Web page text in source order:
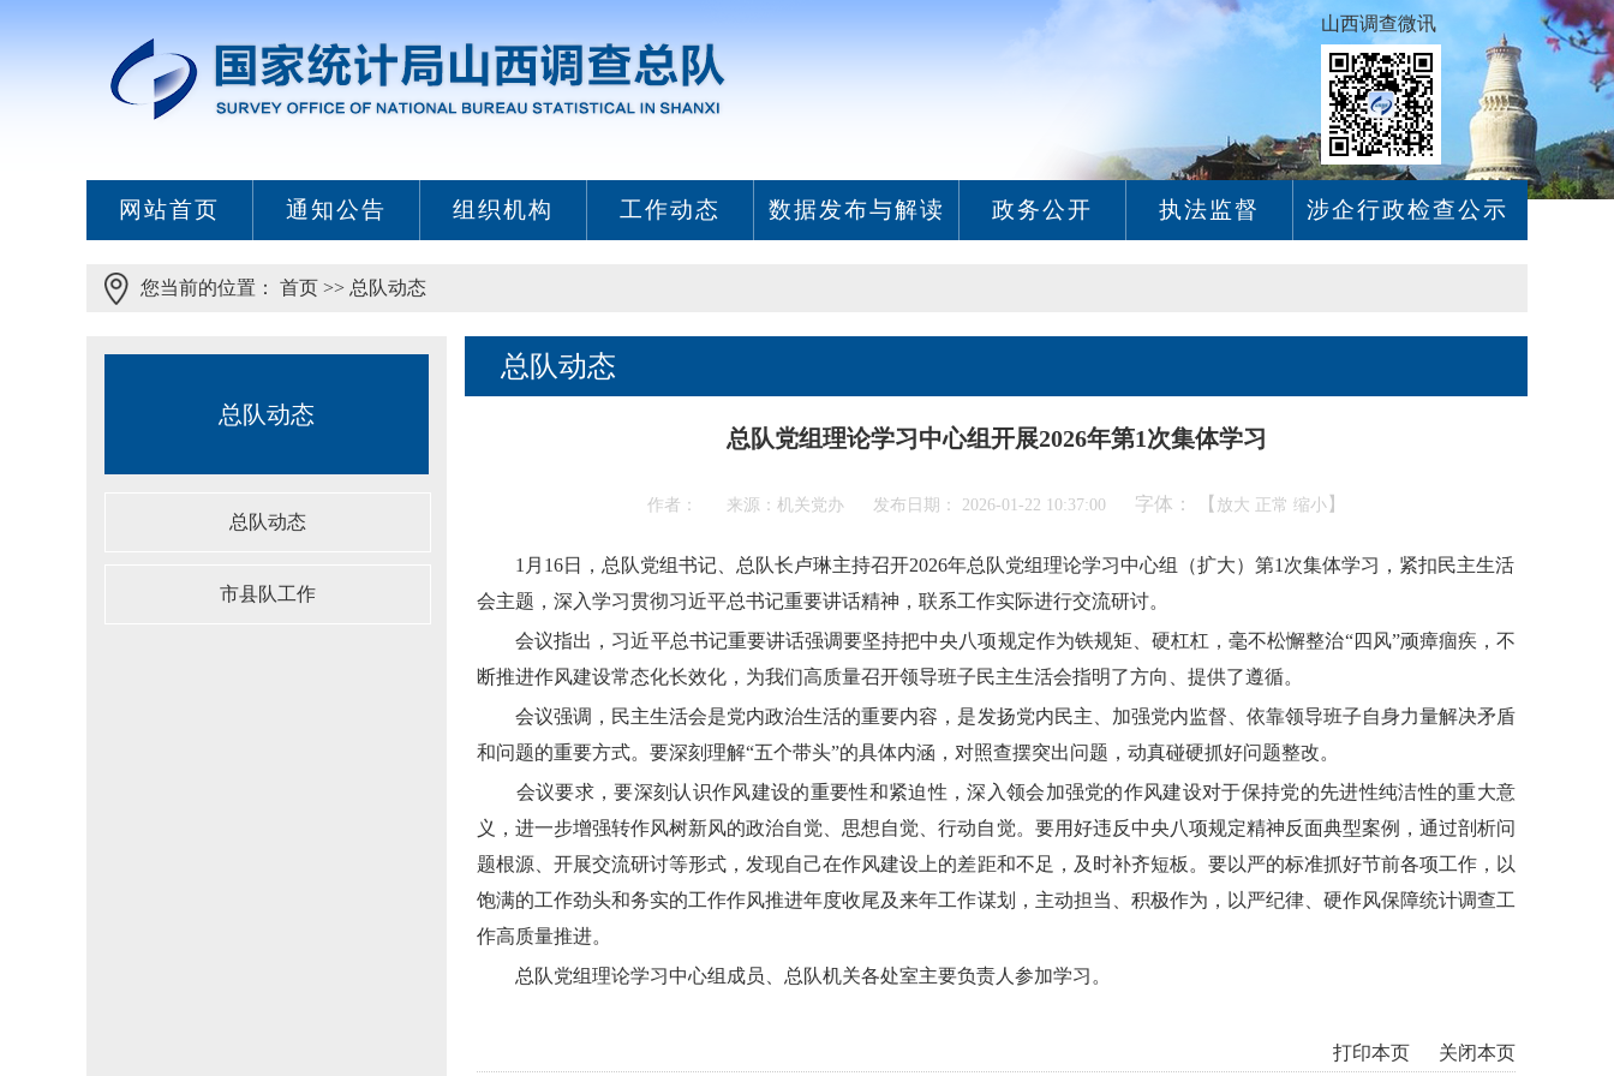
山西调查微讯
网站首页 通知公告 组织机构 工作动态 数据发布与解读 政务公开 执法监督 涉企行政检查公示
您当前的位置： 首页 >> 总队动态
总队动态
总队动态
市县队工作
总队动态
总队党组理论学习中心组开展2026年第1次集体学习
作者： 来源：机关党办 发布日期： 2026-01-22 10:37:00 字体： 【 放大 正常 缩小】
1月16日，总队党组书记、总队长卢琳主持召开2026年总队党组理论学习中心组（扩大）第1次集体学习，紧扣民主生活
会主题，深入学习贯彻习近平总书记重要讲话精神，联系工作实际进行交流研讨。
会议指出 ，习近平总书记重要讲话强调要坚持把中央八项规定作为铁规矩、硬杠杠，毫不松懈整治“四风”顽瘴痼疾，不
断推进作风建设常态化长效化 ， 为我们高质量召开领导班子民主生活会指明了方向、提供了遵循。
会议强调， 民主生活会是党内政治生活的重要内容，是发扬党内民主、加强党内监督、依靠领导班子自身力量解决矛盾
和问题的重要方式。 要深刻理解“五个带头”的具体内涵，对照查摆突出问题，动真碰硬抓好问题整改。
会议要求，要深刻认识作风建设的重要性和紧迫性，深入领会加强党的作风建设对于保持党的先进性纯洁性的重大意
义，进一步增强转作风树新风的政治自觉、思想自觉、行动自觉。要用好违反中央八项规定精神反面典型案例，通过剖析问
题根源、开展交流研讨等形式， 发现自己在作风建设上的差距和不足 ，及时补齐短板 。要以严的标准抓好节前各项工作，以
饱满的工作劲头和务实的工作作风推进年度收尾及来年工作谋划，主动担当、积极作为，以严纪律、硬作风保障统计调查工
作高质量推进。
总队党组理论学习中心组成员、总队机关各处室主要负责人参加学习 。
打印本页 关闭本页